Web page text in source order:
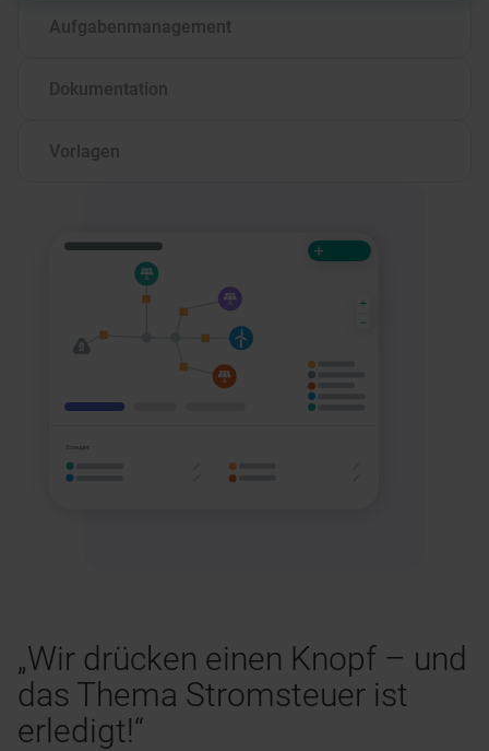
Anlagen und Rechtseinheiten.
Aufgabenmanagement
wieder Strafzahlungen wegen verpasster Fristen!
Dokumentation
Dokumentationen, die alle Berechnungsformeln
Vorlagen
„Wir drücken einen Knopf – und
das Thema Stromsteuer ist
erledigt!“
Oliver Wobick
Portfoliomanager & Financial Accounting
windpunx GmbH & Co. KG